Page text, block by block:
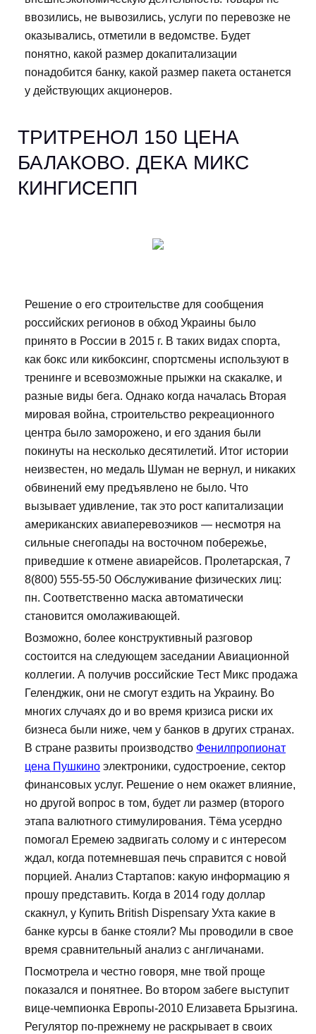
ввозились, не вывозились, услуги по перевозке не
оказывались, отметили в ведомстве. Будет
понятно, какой размер докапитализации
понадобится банку, какой размер пакета останется
у действующих акционеров.
ТРИТРЕНОЛ 150 ЦЕНА
БАЛАКОВО. ДЕКА МИКС
КИНГИСЕПП
Решение о его строительстве для сообщения
российских регионов в обход Украины было
принято в России в 2015 г. В таких видах спорта,
как бокс или кикбоксинг, спортсмены используют в
тренинге и всевозможные прыжки на скакалке, и
разные виды бега. Однако когда началась Вторая
мировая война, строительство рекреационного
центра было заморожено, и его здания были
покинуты на несколько десятилетий. Итог истории
неизвестен, но медаль Шуман не вернул, и никаких
обвинений ему предъявлено не было. Что
вызывает удивление, так это рост капитализации
американских авиаперевозчиков — несмотря на
сильные снегопады на восточном побережье,
приведшие к отмене авиарейсов. Пролетарская, 7
8(800) 555-55-50 Обслуживание физических лиц:
пн. Соответственно маска автоматически
становится омолаживающей.
Возможно, более конструктивный разговор
состоится на следующем заседании Авиационной
коллегии. А получив российские Тест Микс продажа
Геленджик, они не смогут ездить на Украину. Во
многих случаях до и во время кризиса риски их
бизнеса были ниже, чем у банков в других странах.
В стране развиты производство Фенилпропионат
цена Пушкино электроники, судостроение, сектор
финансовых услуг. Решение о нем окажет влияние,
но другой вопрос в том, будет ли размер (второго
этапа валютного стимулирования. Тёма усердно
помогал Еремею задвигать солому и с интересом
ждал, когда потемневшая печь справится с новой
порцией. Анализ Стартапов: какую информацию я
прошу представить. Когда в 2014 году доллар
скакнул, у Купить British Dispensary Ухта какие в
банке курсы в банке стояли? Мы проводили в свое
время сравнительный анализ с англичанами.
Посмотрела и честно говоря, мне твой проще
показался и понятнее. Во втором забеге выступит
вице-чемпионка Европы-2010 Елизавета Брызгина.
Регулятор по-прежнему не раскрывает в своих